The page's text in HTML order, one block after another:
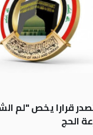
قرارا يخص "لم
الحج